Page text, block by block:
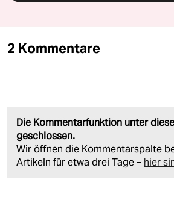
2 Kommentare
Die Kommentarfunktion unter
geschlossen.
Wir öffnen die Kommentarspalte
Artikeln für etwa drei Tage – hier